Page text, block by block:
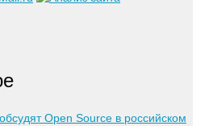
Open Source в российском